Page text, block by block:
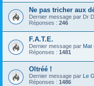
Ne pas tricher aux
Dernier message par Dr
Réponses : 246
F.A.T.E.
Dernier message par Mat
Réponses : 1481
Oltréé !
Dernier message par Le
Réponses : 1486